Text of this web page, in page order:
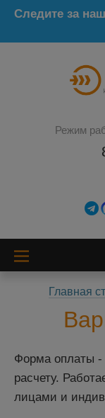
Следите за
Режим
Главная
Форма оплаты -
расчету.
лицами и